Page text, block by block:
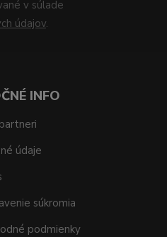
v súlade
údajov.
INFO
údaje
súkromia
podmienky